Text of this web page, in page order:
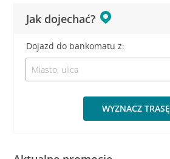
Jak dojechać?
Dojazd do bankomatu z:
WYZNACZ TRASĘ